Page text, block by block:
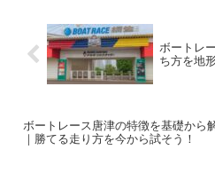
ボートレ
ち方を地
ボートレース唐津の特徴を基礎から
｜勝てる走り方を今から試そう！